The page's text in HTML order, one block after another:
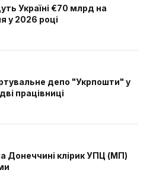
Україні €70 млрд на
у 2026 році
депо "Укрпошти" у
працівниці
Донеччині клірик УПЦ (МП)